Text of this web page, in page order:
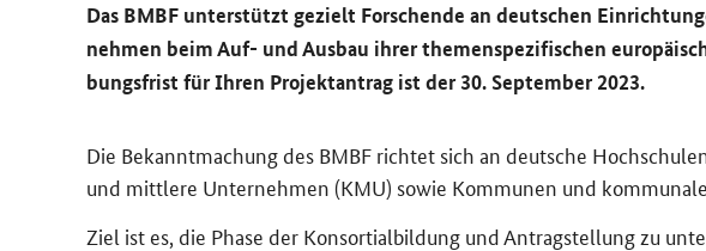
Das BMBF un­ter­stützt ge­zielt For­schen­de an deut­schen
neh­men beim Auf- und Aus­bau ihrer the­men­spe­zi­fi­schen
bungs­frist für Ihren Pro­jekt­an­trag ist der 30. Sep­tem­ber 2023.
Die Be­kannt­ma­chung des BMBF rich­tet sich an deut­sche
und mitt­le­re Un­ter­neh­men (KMU) sowie Kom­mu­nen und
Ziel ist es, die Phase der Kon­sor­ti­al­bil­dung und An­trag­stel­lung zu